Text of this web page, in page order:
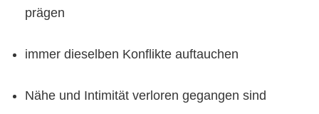
prägen
immer dieselben Konflikte auftauchen
Nähe und Intimität verloren gegangen sind